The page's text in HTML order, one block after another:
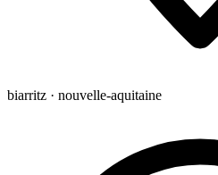
biarritz · nouvelle-aquitaine